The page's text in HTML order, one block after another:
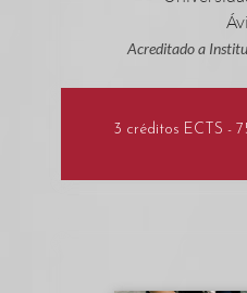
Acreditado a
3 créditos ECTS -